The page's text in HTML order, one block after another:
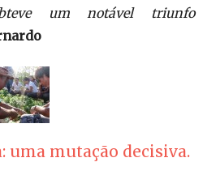
um notável triunfo
uma mutação decisiva.